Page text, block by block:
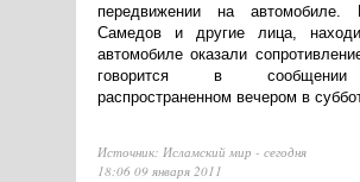
передвижении на автомобиле.
Самедов и другие лица,
автомобиле оказали
говорится в
распространенном вечером в
Источник: Исламский мир - сегодня
18:06 09 января 2011